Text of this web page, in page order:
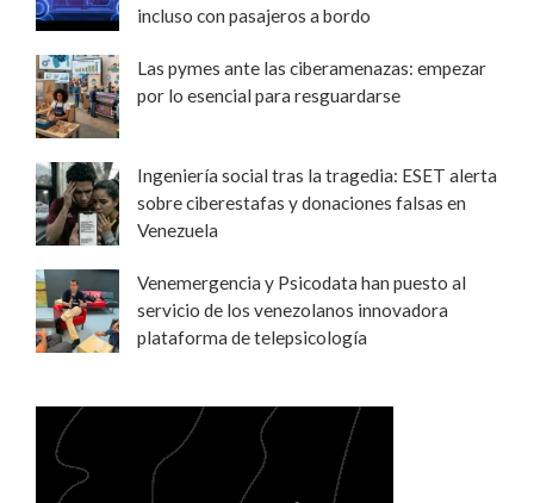
incluso con pasajeros a bordo
Las pymes ante las ciberamenazas: empezar
por lo esencial para resguardarse
Ingeniería social tras la tragedia: ESET alerta
sobre ciberestafas y donaciones falsas en
Venezuela
Venemergencia y Psicodata han puesto al
servicio de los venezolanos innovadora
plataforma de telepsicología